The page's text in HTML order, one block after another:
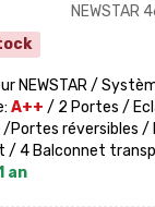
NEWSTAR
NEWSTAR /
A++ / 2 Portes /
réversibles /
/ 4 Balconnet
an